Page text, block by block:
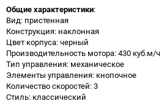
Общие характеристики:
Вид: пристенная
Конструкция: наклонная
Цвет корпуса: черный
Производительность мотора: 430 куб.м/ч
Тип управления: механическое
Элементы управления: кнопочное
Количество скоростей: 3
Стиль: классический